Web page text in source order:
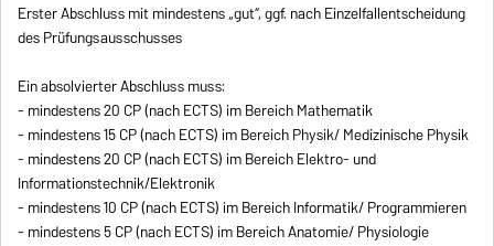
Erster Abschluss mit mindestens „gut“, ggf. nach Einzelfallentscheidung
des Prüfungsausschusses
Ein absolvierter Abschluss muss:
- mindestens 20 CP (nach ECTS) im Bereich Mathematik
- mindestens 15 CP (nach ECTS) im Bereich Physik/ Medizinische Physik
- mindestens 20 CP (nach ECTS) im Bereich Elektro- und
Informationstechnik/Elektronik
- mindestens 10 CP (nach ECTS) im Bereich Informatik/ Programmieren
- mindestens 5 CP (nach ECTS) im Bereich Anatomie/ Physiologie